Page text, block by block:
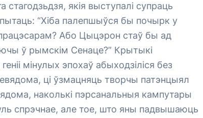
стагодзьдзя, якія выступалі супраць
“Хіба палепшыўся бы почырк у
Або Цыцэрон стаў бы ад
ў рымскім Сенаце?” Крытыкі
мінулых эпохаў абыходзіліся без
ці ўзмацняць творчы патэнцыял
наколькі пэрсанальныя кампутары
спрэчнае, але тое, што яны падвышаюць